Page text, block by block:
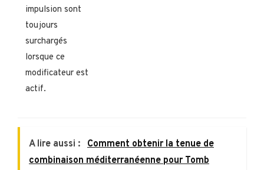
impulsion sont
toujours
surchargés
lorsque ce
modificateur est
actif.
A lire aussi :
Comment obtenir la tenue de
combinaison méditerranéenne pour Tomb